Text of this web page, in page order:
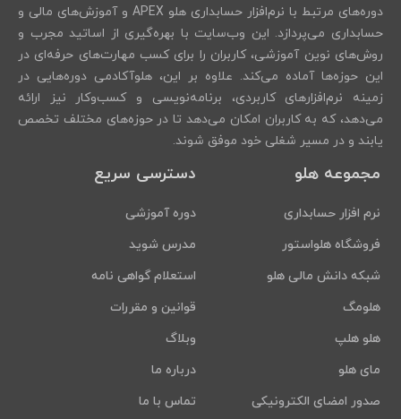
دوره‌های مرتبط با نرم‌افزار حسابداری هلو APEX و آموزش‌های مالی و
حسابداری می‌پردازد. این وب‌سایت با بهره‌گیری از اساتید مجرب و
روش‌های نوین آموزشی، کاربران را برای کسب مهارت‌های حرفه‌ای در
این حوزه‌ها آماده می‌کند. علاوه بر این، هلوآکادمی دوره‌هایی در
زمینه نرم‌افزارهای کاربردی، برنامه‌نویسی و کسب‌وکار نیز ارائه
می‌دهد، که به کاربران امکان می‌دهد تا در حوزه‌های مختلف تخصص
یابند و در مسیر شغلی خود موفق شوند.
مجموعه هلو
نرم افزار حسابداری
فروشگاه هلواستور
شبکه دانش مالی هلو
هلومگ
هلو هلپ
مای هلو
صدور امضای الکترونیکی
دسترسی سریع
دوره آموزشی
مدرس شوید
استعلام گواهی نامه
قوانین و مقررات
وبلاگ
درباره ما
تماس با ما